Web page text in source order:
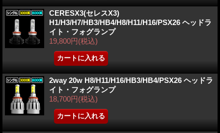
CERESX3(セレスX3)
H1/H3/H7/HB3/HB4/H8/H11/H16/PSX26 ヘッドラ
イト・フォグランプ
19,800円(税込)
2way 20w H8/H11/H16/HB3/HB4/PSX26 ヘッドラ
イト・フォグランプ
18,700円(税込)